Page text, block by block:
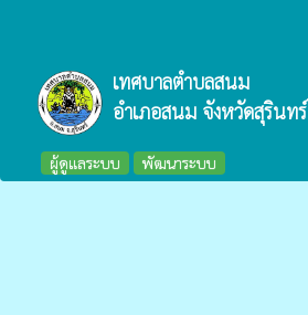
เทศบาลตำบลสนม
อำเภอสนม จังหวัดสุรินทร์
ผู้ดูแลระบบ พัฒนาระบบ